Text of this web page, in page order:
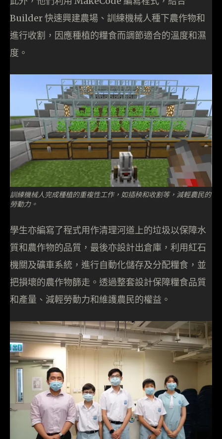
Builder 快速興建農場、訓練機械人種下農作物和
進行收割，因應種植的糧食而調節適合的溫度和濕
度。
訓練機械人完成種植的重複性工作，如插秧和收割等，減輕農民的
勞動力。
學生亦編寫了程式用作清理河道上的垃圾以保障水
質和農作物的品質，最後亦設計出倉庫，利用紅石
機關及礦車系統，進行自動化儲存及分配糧食，並
把損壞的農作物篩走。透過整套設計保障糧食品質
和產量、減輕勞動力和維護農民的權益。